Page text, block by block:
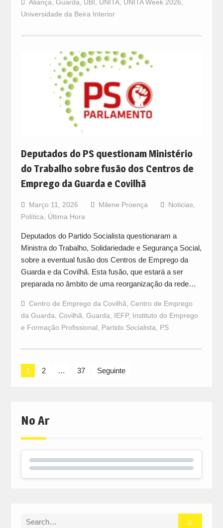
Aliança, Guarda, UBI, UNITA, UNITA Week 2026,
Universidade da Beira Interior
Deputados do PS questionam Ministério
do Trabalho sobre fusão dos Centros de
Emprego da Guarda e Covilhã
Março 11, 2026 Milene Proença Noticias,
Política
Última Hora
Deputados do Partido Socialista questionaram a
Ministra do Trabalho, Solidariedade e Segurança Social,
sobre a eventual fusão dos Centros de Emprego da
Guarda e da Covilhã. Esta fusão, que estará a ser
preparada no âmbito de uma reorganização da rede…
Centro de Emprego da Covilhã Centro de Emprego
da Guarda Covilhã Guarda IEFP, Instituto do Emprego
e Formação Profissional
Partido Socialista PS
Navegação
1 2 … 37 Seguinte
No Ar
Search